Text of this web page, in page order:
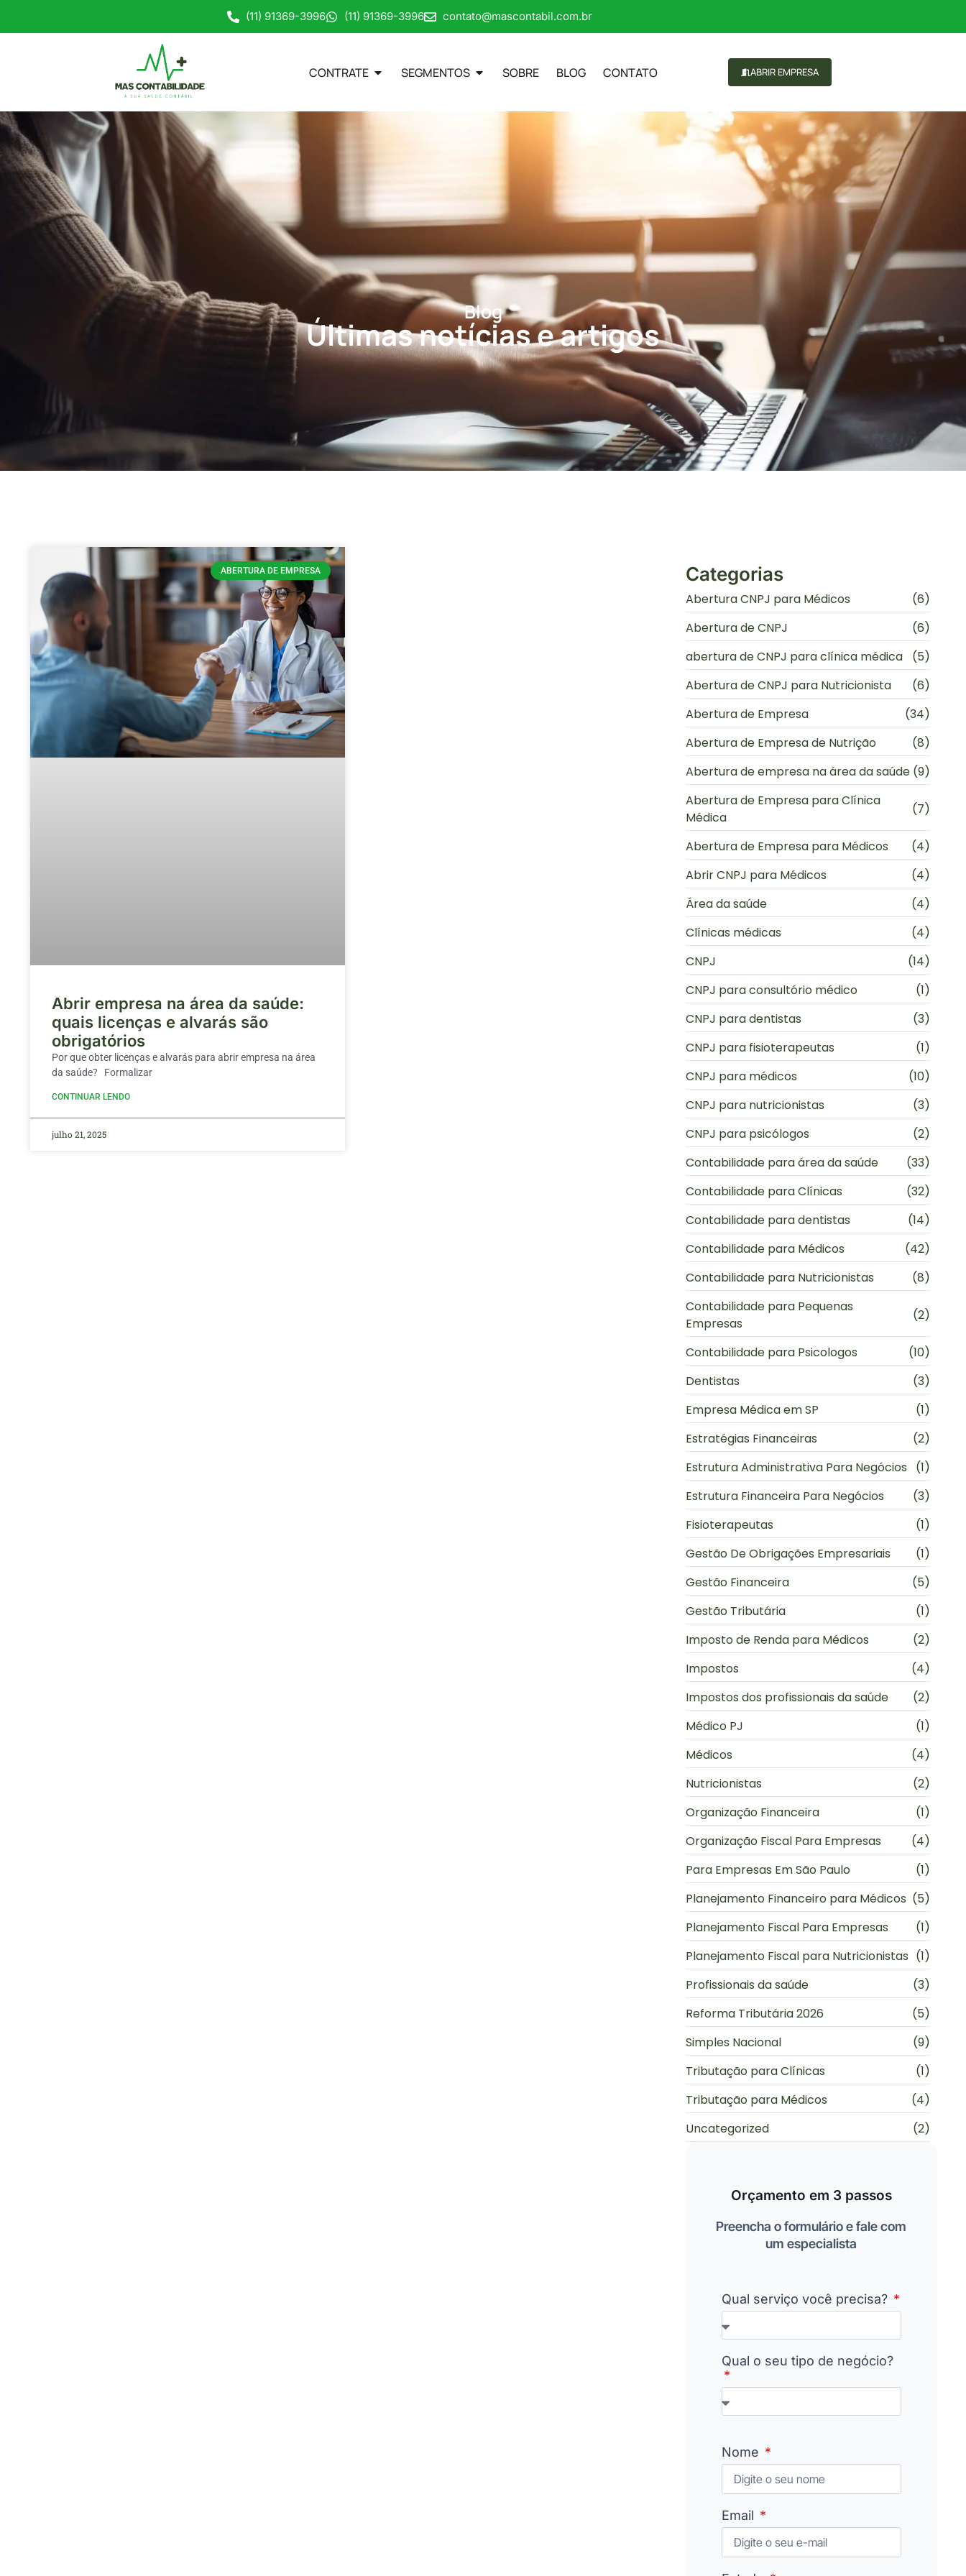
(11) 91369-3996 (11) 91369-3996 contato@mascontabil.com.br
CONTRATE SEGMENTOS SOBRE BLOG CONTATO ABRIR EMPRESA
Blog
Últimas notícias e artigos
ABERTURA DE EMPRESA
Abrir empresa na área da saúde:
quais licenças e alvarás são
obrigatórios
Por que obter licenças e alvarás para abrir empresa na área
da saúde? Formalizar
CONTINUAR LENDO
julho 21, 2025
Categorias
Abertura CNPJ para Médicos
(6)
Abertura de CNPJ
(6)
abertura de CNPJ para clínica médica
(5)
Abertura de CNPJ para Nutricionista
(6)
Abertura de Empresa
(34)
Abertura de Empresa de Nutrição
(8)
Abertura de empresa na área da saúde (9)
Abertura de Empresa para Clínica
Médica
(7)
Abertura de Empresa para Médicos
(4)
Abrir CNPJ para Médicos
(4)
Área da saúde
(4)
Clínicas médicas
(4)
CNPJ
(14)
CNPJ para consultório médico
(1)
CNPJ para dentistas
(3)
CNPJ para fisioterapeutas
(1)
CNPJ para médicos
(10)
CNPJ para nutricionistas
(3)
CNPJ para psicólogos
(2)
Contabilidade para área da saúde
(33)
Contabilidade para Clínicas
(32)
Contabilidade para dentistas
(14)
Contabilidade para Médicos
(42)
Contabilidade para Nutricionistas
(8)
Contabilidade para Pequenas
Empresas
(2)
Contabilidade para Psicologos
(10)
Dentistas
(3)
Empresa Médica em SP
(1)
Estratégias Financeiras
(2)
Estrutura Administrativa Para Negócios
(1)
Estrutura Financeira Para Negócios
(3)
Fisioterapeutas
(1)
Gestão De Obrigações Empresariais
(1)
Gestão Financeira
(5)
Gestão Tributária
(1)
Imposto de Renda para Médicos
(2)
Impostos
(4)
Impostos dos profissionais da saúde
(2)
Médico PJ
(1)
Médicos
(4)
Nutricionistas
(2)
Organização Financeira
(1)
Organização Fiscal Para Empresas
(4)
Para Empresas Em São Paulo
(1)
Planejamento Financeiro para Médicos (5)
Planejamento Fiscal Para Empresas
(1)
Planejamento Fiscal para Nutricionistas (1)
Profissionais da saúde
(3)
Reforma Tributária 2026
(5)
Simples Nacional
(9)
Tributação para Clínicas
(1)
Tributação para Médicos
(4)
Uncategorized
(2)
Orçamento em 3 passos
Preencha o formulário e fale com
um especialista
Qual serviço você precisa?
Qual o seu tipo de negócio?
Nome
Email